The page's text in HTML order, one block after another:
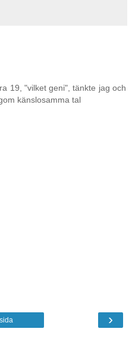
19, "vilket geni", tänkte jag och
känslosamma tal
›